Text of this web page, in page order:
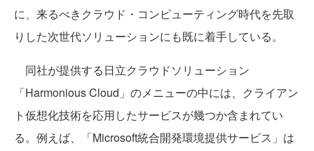
に、来るべきクラウド・コンピューティング時代を先取
りした次世代ソリューションにも既に着手している。
同社が提供する日立クラウドソリューション
「Harmonious Cloud」のメニューの中には、クライアン
ト仮想化技術を応用したサービスが幾つか含まれてい
る。例えば、「Microsoft統合開発環境提供サービス」は